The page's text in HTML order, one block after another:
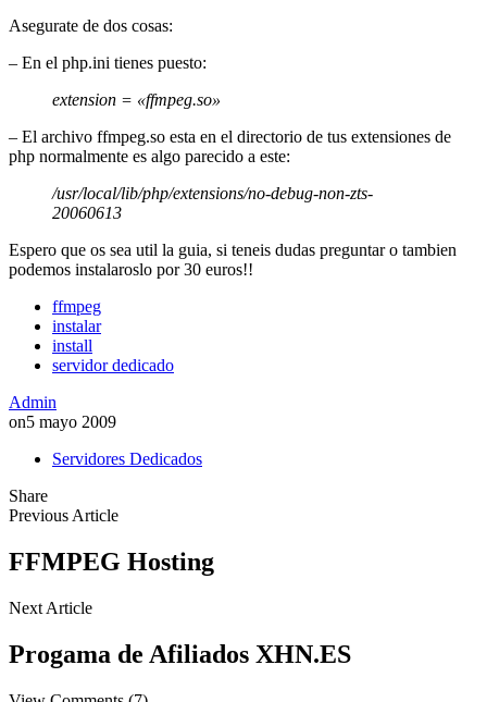
Asegurate de dos cosas:
– En el php.ini tienes puesto:
extension = «ffmpeg.so»
– El archivo ffmpeg.so esta en el directorio de tus extensiones de
php normalmente es algo parecido a este:
/usr/local/lib/php/extensions/no-debug-non-zts-
20060613
Espero que os sea util la guia, si teneis dudas preguntar o tambien
podemos instalaroslo por 30 euros!!
ffmpeg
instalar
install
servidor dedicado
Admin
on5 mayo 2009
Servidores Dedicados
Share
Previous Article
FFMPEG Hosting
Next Article
Progama de Afiliados XHN.ES